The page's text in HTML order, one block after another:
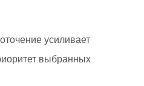
усиливает
выбранных